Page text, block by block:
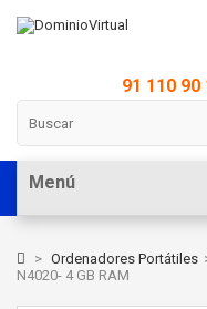
91 110 90
Menú
> Ordenadores Portátiles
N4020- 4 GB RAM